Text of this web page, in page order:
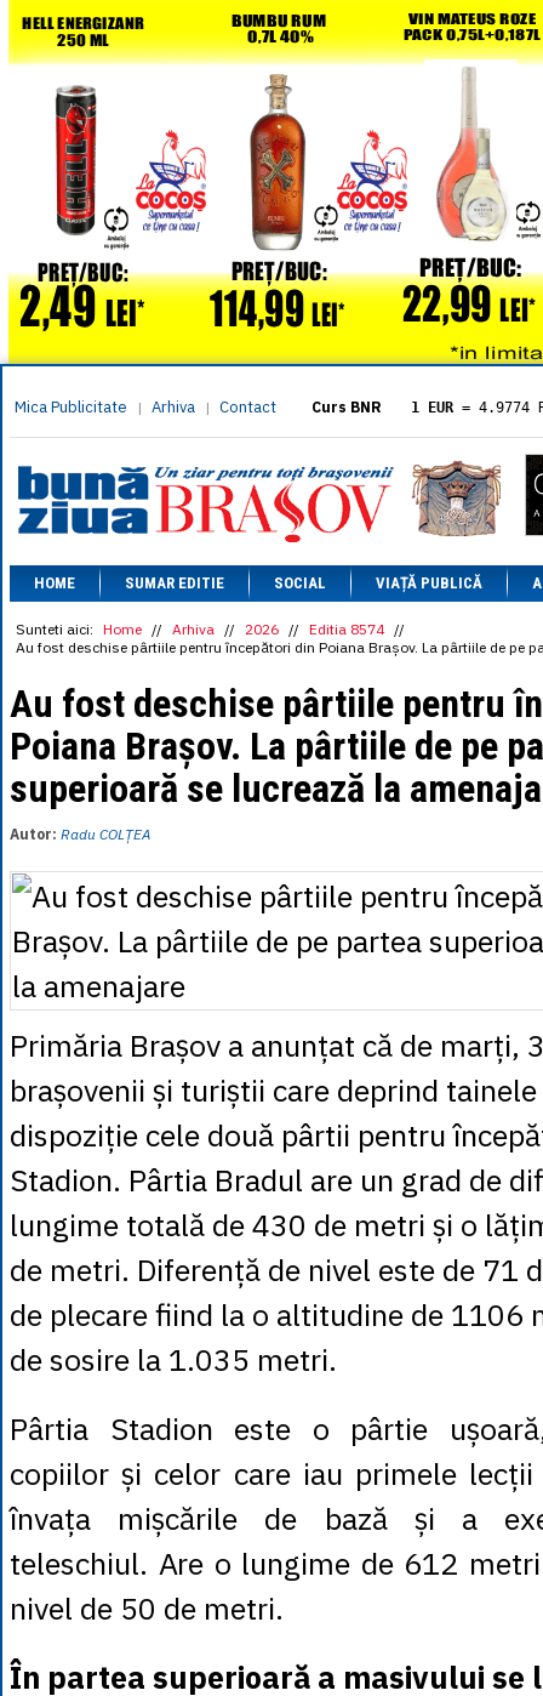
Mica Publicitate | Arhiva | Contact Curs BNR 1 EUR = 4.9774
= 5.8304
1 XAU= 464.4611
1 AED= 1.1933
1 AUD= 2.7957
1 BGN= 2.5449
1 CAD= 3.1559
1 CHF= 5.2813
1 CZK= 0.1993
= 0.0860
1 HUF= 1.2223
1 INR
= 0.0513
1 JPY
= 3.0556
1 KRW= 0.3047
1 MDL= 0.2538
1 PLN = 1.1646
1 RSD
= 0.0425
= 0.0530
1 SEK= 0.4526
1 ZAR= 0.2318
HOME SUMAR EDITIE SOCIAL VIAȚĂ PUBLICĂ
Sunteti aici: Home // Arhiva // 2026 // Editia 8574 //
Au fost deschise pârtiile pentru începători din Poiana Brașov. La pârtiile de pe
Au fost deschise pârtiile pentru
Poiana Brașov. La pârtiile de pe
superioară se lucrează la
Autor: Radu COLȚEA
Primăria Brașov a anunțat că de marți,
brașovenii și turiștii care deprind
dispoziție cele două pârtii pentru
Stadion. Pârtia Bradul are un grad de
lungime totală de 430 de metri și o
de metri. Diferență de nivel este de 71
de plecare fiind la o altitudine de 1106
de sosire la 1.035 metri.
Pârtia Stadion este o pârtie
copiilor și celor care iau primele
învața mișcările de bază și a
teleschiul. Are o lungime de 612
nivel de 50 de metri.
În partea superioară a masivului se